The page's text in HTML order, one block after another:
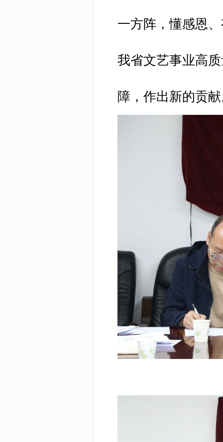
一方阵，懂感恩
我省文艺事业高
障，作出新的贡